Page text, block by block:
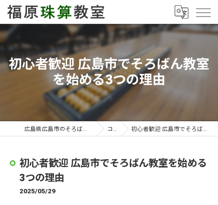
初心者歓迎 広島市でそろばん教室
を始める3つの理由
広島県広島市のそろばん教室なら福原珠算教室 コラム 初心者歓迎 広島市でそろばん教室を始める3つの理由
初心者歓迎 広島市でそろばん教室を始める
3つの理由
2025/05/29